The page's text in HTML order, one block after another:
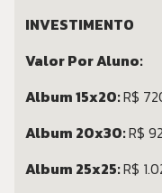
INVESTIMENTO
Valor Por Aluno:
Album 15x20:R$
Album 20x30:R$
Album 25x25:R$